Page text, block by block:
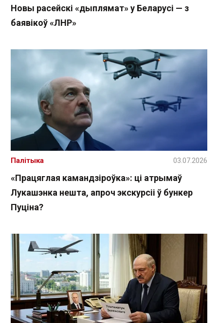
Новы расейскі «дыплямат» у Беларусі — з
баявікоў «ЛНР»
«Працяглая камандзіроўка»: ці атрымаў
Лукашэнка нешта, апроч экскурсіі ў бункер
Пуціна?
Палітыка 03.07.2026